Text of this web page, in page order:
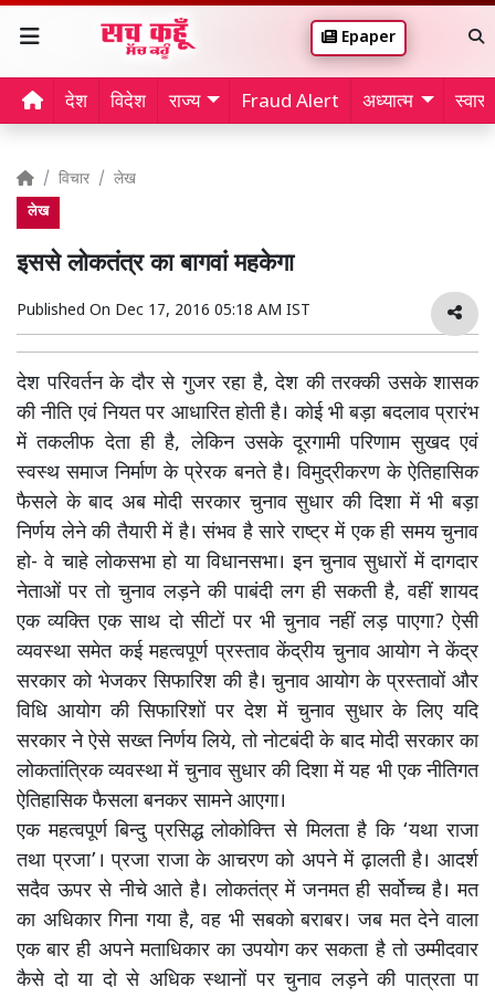
Epaper
देश विदेश राज्य Fraud Alert अध्यात्म
विचार लेख
लेख
इससे लोकतंत्र का बागवां महकेगा
Published On Dec 17, 2016 05:18 AM IST
देश परिवर्तन के दौर से गुजर रहा है, देश की तरक्की उसके शासक
की नीति एवं नियत पर आधारित होती है। कोई भी बड़ा बदलाव प्रारंभ
में तकलीफ देता ही है, लेकिन उसके दूरगामी परिणाम सुखद एवं
स्वस्थ समाज निर्माण के प्रेरक बनते है। विमुद्रीकरण के ऐतिहासिक
फैसले के बाद अब मोदी सरकार चुनाव सुधार की दिशा में भी बड़ा
निर्णय लेने की तैयारी में है। संभव है सारे राष्ट्र में एक ही समय चुनाव
हो- वे चाहे लोकसभा हो या विधानसभा। इन चुनाव सुधारों में दागदार
नेताओं पर तो चुनाव लड़ने की पाबंदी लग ही सकती है, वहीं शायद
एक व्यक्ति एक साथ दो सीटों पर भी चुनाव नहीं लड़ पाएगा? ऐसी
व्यवस्था समेत कई महत्वपूर्ण प्रस्ताव केंद्रीय चुनाव आयोग ने केंद्र
सरकार को भेजकर सिफारिश की है। चुनाव आयोग के प्रस्तावों और
विधि आयोग की सिफारिशों पर देश में चुनाव सुधार के लिए यदि
सरकार ने ऐसे सख्त निर्णय लिये, तो नोटबंदी के बाद मोदी सरकार का
लोकतांत्रिक व्यवस्था में चुनाव सुधार की दिशा में यह भी एक नीतिगत
ऐतिहासिक फैसला बनकर सामने आएगा।
एक महत्वपूर्ण बिन्दु प्रसिद्ध लोकोक्त्ति से मिलता है कि ‘यथा राजा
तथा प्रजा’। प्रजा राजा के आचरण को अपने में ढ़ालती है। आदर्श
सदैव ऊपर से नीचे आते है। लोकतंत्र में जनमत ही सर्वोच्च है। मत
का अधिकार गिना गया है, वह भी सबको बराबर। जब मत देने वाला
एक बार ही अपने मताधिकार का उपयोग कर सकता है तो उम्मीदवार
कैसे दो या दो से अधिक स्थानों पर चुनाव लड़ने की पात्रता पा